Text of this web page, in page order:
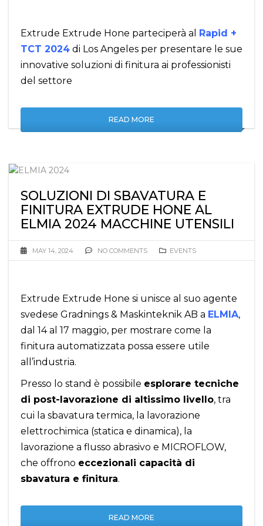
Extrude Extrude Hone parteciperà al Rapid +
TCT 2024 di Los Angeles per presentare le sue
innovative soluzioni di finitura ai professionisti
del settore
READ MORE
SOLUZIONI DI SBAVATURA E
FINITURA EXTRUDE HONE AL
ELMIA 2024 MACCHINE UTENSILI
MAY 14, 2024 NO COMMENTS EVENTS
Extrude Extrude Hone si unisce al suo agente
svedese Gradnings & Maskinteknik AB a ELMIA,
dal 14 al 17 maggio, per mostrare come la
finitura automatizzata possa essere utile
all’industria.
Presso lo stand è possibile esplorare tecniche
di post-lavorazione di altissimo livello, tra
cui la sbavatura termica, la lavorazione
elettrochimica (statica e dinamica), la
lavorazione a flusso abrasivo e MICROFLOW,
che offrono eccezionali capacità di
sbavatura e finitura.
READ MORE